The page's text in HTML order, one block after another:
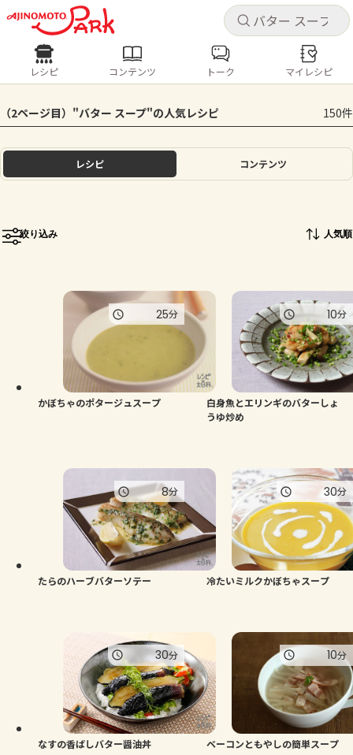
キャ
ログインするとレシピを保存できます
ログイン
ホーム
トーク
よくあるお問い合わせ
お買い物
キャ
レシピ コンテンツ
人気の食材・レシピ
きゅうり なす トマト とうもろこし
ピーマン
レシピ コンテンツ トーク マイレシピ
（2ページ目）"バター スープ"の人気レシピ 150件
レシピ コンテンツ
絞り込み 人気順
かぼちゃのポタージュスープ
25分
白身魚とエリンギのバターしょ
うゆ炒め
10分
たらのハーブバターソテー
8分
冷たいミルクかぼちゃスープ
30分
なすの香ばしバター醤油丼
30分
ベーコンともやしの簡単スープ
10分